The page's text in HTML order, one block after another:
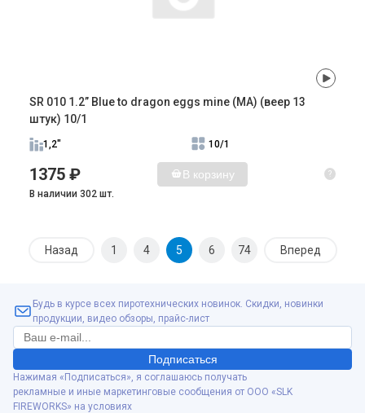
SR 010 1.2” Blue to dragon eggs mine (MA) (веер 13
штук) 10/1
1,2" 10/1
1375 ₽ В корзину ?
В наличии 302 шт.
Назад 1 4 5 6 74 Вперед
Будь в курсе всех пиротехнических новинок. Скидки, новинки
продукции, видео обзоры, прайс-лист
Подписаться
Нажимая «Подписаться», я соглашаюсь получать
рекламные и иные маркетинговые сообщения от ООО «SLK
FIREWORKS» на условиях